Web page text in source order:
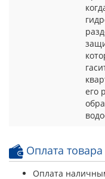
его
Оплата товара
Оплата